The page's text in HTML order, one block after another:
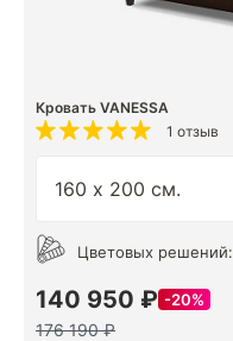
Кровать VANESSA
1 отзыв
Цветовых решений:
140 950 ₽ 20%
176 190 ₽